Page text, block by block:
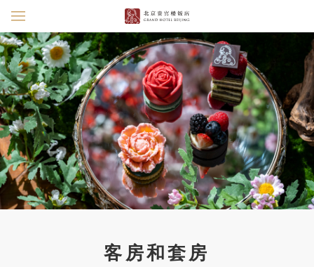
客房和套房